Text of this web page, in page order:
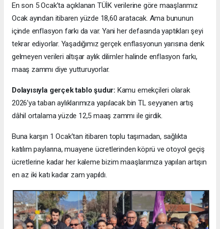
En son 5 Ocak’ta açıklanan TÜİK verilerine göre maaşlarımız
Ocak ayından itibaren yüzde 18,60 aratacak. Ama bununun
içinde enflasyon farkı da var. Yani her defasında yaptıkları şeyi
tekrar ediyorlar. Yaşadığımız gerçek enflasyonun yarısına denk
gelmeyen verileri altışar aylık dilimler halinde enflasyon farkı,
maaş zammı diye yutturuyorlar.
Dolayısıyla gerçek tablo şudur: Kamu emekçileri olarak
2026’ya taban aylıklarımıza yapılacak bin TL seyyanen artış
dâhil ortalama yüzde 12,5 maaş zammı ile girdik.
Buna karşın 1 Ocak’tan itibaren toplu taşımadan, sağlıkta
katılım paylarına, muayene ücretlerinden köprü ve otoyol geçiş
ücretlerine kadar her kaleme bizim maaşlarımıza yapılan artışın
en az iki katı kadar zam yapıldı.